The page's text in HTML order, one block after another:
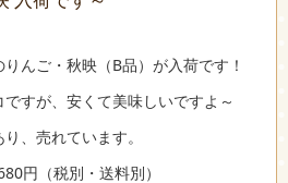
んご・秋映（B品）が入荷です！
すが、安くて美味しいですよ～
、売れています。
円（税別・送料別）